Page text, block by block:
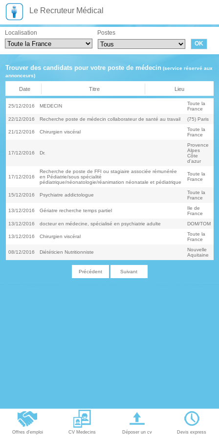
Le Recruteur Médical
Localisation Postes
Trouver des candidats pour votre poste de médecin (service réservé aux
annonceurs)
Date Titre Lieu
25/12/2016 MEDECIN
Toute la
France
22/12/2016
Recherche poste de médecin collaborateur de santé au travail (75) Paris
21/12/2016 Chirurgien viscéral
Toute la
France
17/12/2016 Dr.
Provence
Alpes
Côte
d'azur
17/12/2016
Recherche de poste de FFI ou stagiaire associée rémunérée
en Pédiatrie/sous spécialité
pédiatrique/néonatologie/réanimation néonatale et pédiatrique
Toute la
France
15/12/2016 Psychiatre addictologue
Toute la
France
13/12/2016 Gériatre recherche temps partiel
Ile de
France
13/12/2016
docteur en médecine, spécialisé en psychiatrie adulte DOM/TOM
13/12/2016 Chirurgien viscéral
Toute la
France
08/12/2016 Diététicien Nutritionniste
Nouvelle
Aquitaine
Précédent Suivant
Offres d'emploi CV Medecins Déposer un cv Devis express